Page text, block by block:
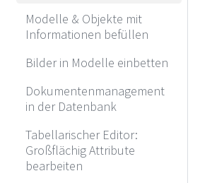
Modelle & Objekte mit
Informationen befüllen
Bilder in Modelle einbetten
Dokumentenmanagement
in der Datenbank
Tabellarischer Editor:
Großflächig Attribute
bearbeiten